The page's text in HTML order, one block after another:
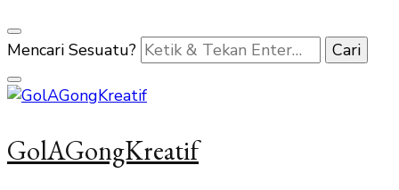
Mencari Sesuatu?
GolAGongKreatif